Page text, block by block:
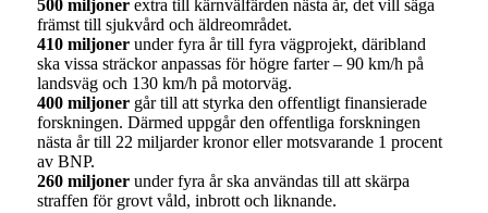
500 miljonerextra till kärnvälfärden nästa år, det vill säga
främst till sjukvård och äldreområdet.
410 miljonerunder fyra år till fyra vägprojekt, däribland
ska vissa sträckor anpassas för högre farter – 90 km/h på
landsväg och 130 km/h på motorväg.
400 miljonergår till att styrka den offentligt finansierade
forskningen. Därmed uppgår den offentliga forskningen
nästa år till 22 miljarder kronor eller motsvarande 1 procent
av BNP.
260 miljonerunder fyra år ska användas till att skärpa
straffen för grovt våld, inbrott och liknande.